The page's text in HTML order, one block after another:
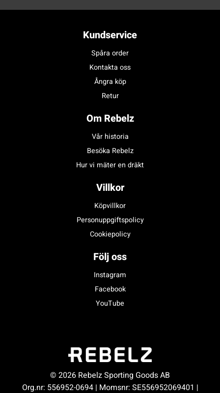
Kundservice
Spåra order
Kontakta oss
Ångra köp
Retur
Om Rebelz
Vår historia
Besöka Rebelz
Hur vi mäter en dräkt
Villkor
Köpvillkor
Personuppgiftspolicy
Cookiepolicy
Följ oss
Instagram
Facebook
YouTube
© 2026 Rebelz Sporting Goods AB
Org.nr: 556952-0694 | Momsnr: SE556952069401 |